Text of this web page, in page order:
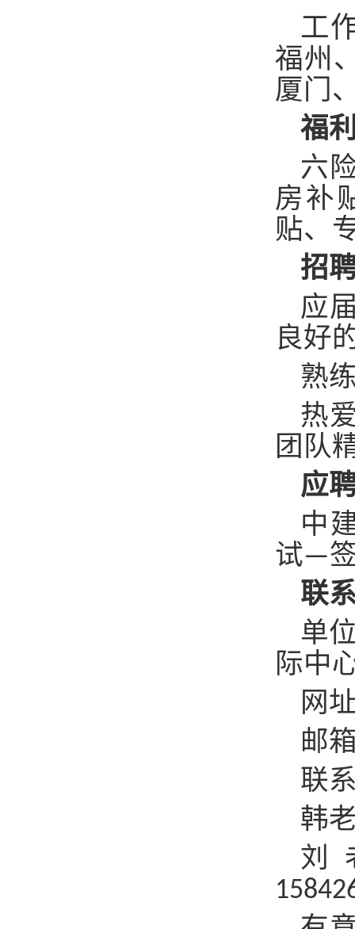
工
福州
厦门
福
六
房补
贴、
招
应
良好
熟
热
团队
应
中
试—
联
单
际中
网
邮
联
韩
刘